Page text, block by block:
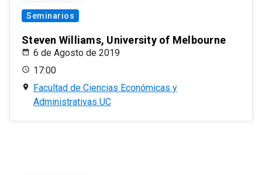
Seminarios
Steven Williams, University of Melbourne
6 de Agosto de 2019
17:00
Facultad de Ciencias Económicas y
Administrativas UC